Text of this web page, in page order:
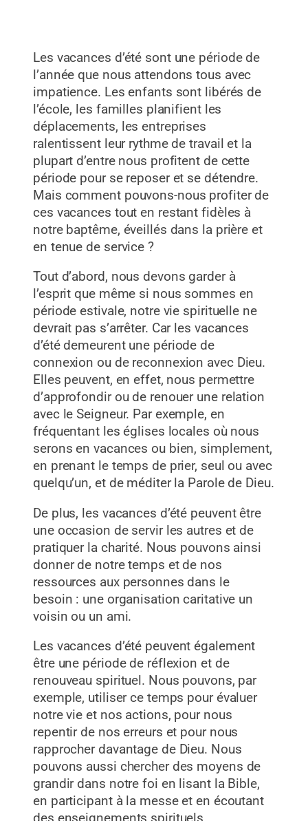
Les vacances d’été sont une période de
l’année que nous attendons tous avec
impatience. Les enfants sont libérés de
l’école, les familles planifient les
déplacements, les entreprises
ralentissent leur rythme de travail et la
plupart d’entre nous profitent de cette
période pour se reposer et se détendre.
Mais comment pouvons-nous profiter de
ces vacances tout en restant fidèles à
notre baptême, éveillés dans la prière et
en tenue de service ?
Tout d’abord, nous devons garder à
l’esprit que même si nous sommes en
période estivale, notre vie spirituelle ne
devrait pas s’arrêter. Car les vacances
d’été demeurent une période de
connexion ou de reconnexion avec Dieu.
Elles peuvent, en effet, nous permettre
d’approfondir ou de renouer une relation
avec le Seigneur. Par exemple, en
fréquentant les églises locales où nous
serons en vacances ou bien, simplement,
en prenant le temps de prier, seul ou avec
quelqu’un, et de méditer la Parole de Dieu.
De plus, les vacances d’été peuvent être
une occasion de servir les autres et de
pratiquer la charité. Nous pouvons ainsi
donner de notre temps et de nos
ressources aux personnes dans le
besoin : une organisation caritative un
voisin ou un ami.
Les vacances d’été peuvent également
être une période de réflexion et de
renouveau spirituel. Nous pouvons, par
exemple, utiliser ce temps pour évaluer
notre vie et nos actions, pour nous
repentir de nos erreurs et pour nous
rapprocher davantage de Dieu. Nous
pouvons aussi chercher des moyens de
grandir dans notre foi en lisant la Bible,
en participant à la messe et en écoutant